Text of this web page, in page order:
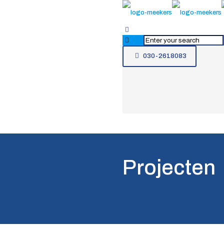
030-2618083
Projecten